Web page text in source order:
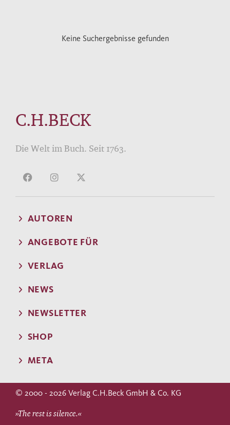
Keine Suchergebnisse gefunden
C.H.BECK
Die Welt im Buch. Seit 1763.
AUTOREN
ANGEBOTE FÜR
VERLAG
NEWS
NEWSLETTER
SHOP
META
© 2000 - 2026 Verlag C.H.Beck GmbH & Co. KG
»The rest is silence.«